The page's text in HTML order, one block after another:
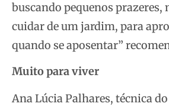
buscando pequenos prazeres,
cuidar de um jardim, para
quando se aposentar”
Muito para viver
Ana Lúcia Palhares, técnica